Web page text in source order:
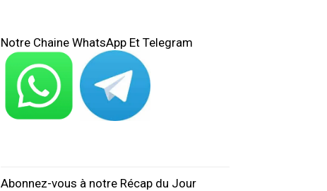
Notre Chaine WhatsApp Et Telegram
Abonnez-vous à notre Récap du Jour